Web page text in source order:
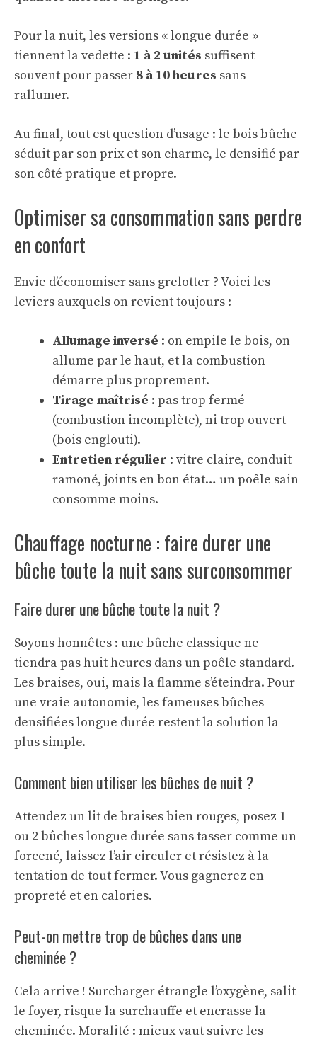
Pour la nuit, les versions « longue durée »
tiennent la vedette : 1 à 2 unités suffisent
souvent pour passer 8 à 10 heures sans
rallumer.
Au final, tout est question d’usage : le bois bûche
séduit par son prix et son charme, le densifié par
son côté pratique et propre.
Optimiser sa consommation sans perdre
en confort
Envie d’économiser sans grelotter ? Voici les
leviers auxquels on revient toujours :
Allumage inversé : on empile le bois, on
allume par le haut, et la combustion
démarre plus proprement.
Tirage maîtrisé : pas trop fermé
(combustion incomplète), ni trop ouvert
(bois englouti).
Entretien régulier : vitre claire, conduit
ramoné, joints en bon état… un poêle sain
consomme moins.
Chauffage nocturne : faire durer une
bûche toute la nuit sans surconsommer
Faire durer une bûche toute la nuit ?
Soyons honnêtes : une bûche classique ne
tiendra pas huit heures dans un poêle standard.
Les braises, oui, mais la flamme s’éteindra. Pour
une vraie autonomie, les fameuses bûches
densifiées longue durée restent la solution la
plus simple.
Comment bien utiliser les bûches de nuit ?
Attendez un lit de braises bien rouges, posez 1
ou 2 bûches longue durée sans tasser comme un
forcené, laissez l’air circuler et résistez à la
tentation de tout fermer. Vous gagnerez en
propreté et en calories.
Peut-on mettre trop de bûches dans une
cheminée ?
Cela arrive ! Surcharger étrangle l’oxygène, salit
le foyer, risque la surchauffe et encrasse la
cheminée. Moralité : mieux vaut suivre les